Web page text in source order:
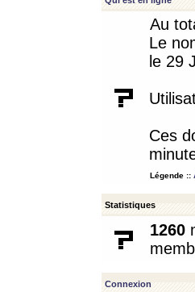
Au
Le
le 29
Ces
Légende ::
Statistiques
1260
Connexion